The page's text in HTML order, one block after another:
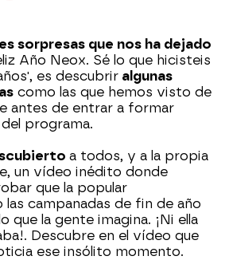
sorpresas que nos ha dejado
Año Neox. Sé lo que hicisteis
es descubrir algunas
como las que hemos visto de
antes de entrar a formar
programa.
a todos, y a la propia
un vídeo inédito donde
que la popular
campanadas de fin de año
que la gente imagina. ¡Ni ella
Descubre en el vídeo que
ese insólito momento.